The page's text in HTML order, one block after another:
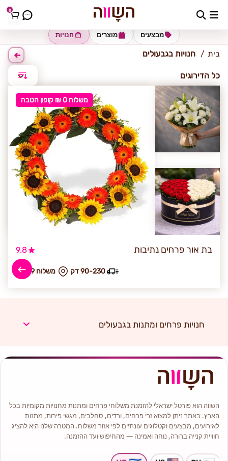
0 גבעולים
חנויות מוצרים מבצעים
בית חנויות בגבעולים
כל הדירוגים
משלוח 0 ₪ קופון הטבה
בת אור פרחים נתיבות 9.8
₪ משלוח 49 90-230 דק
חנויות פרחים ומתנות בגבעולים
השווה הוא פורטל ישראלי להזמנת משלוחי פרחים ומתנות מחנויות מקומיות בכל
הארץ. באתר ניתן למצוא זרי פרחים, ורדים, סחלבים, מגשי פירות, מתנות
לאירועים, מבצעים וקטלוגים עונתיים לפי אזור משלוח. המטרה שלנו היא להציג
חוויית קנייה ברורה, נוחה ואמינה — מהחיפוש ועד ההזמנה.